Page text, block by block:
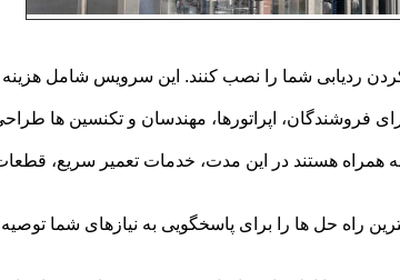
ردیابی شما را نصب کنند. این سرویس شامل
فروشندگان، اپراتورها، مهندسان و تکنسین ها
همراه هستند در این مدت، خدمات تعمیر سریع،